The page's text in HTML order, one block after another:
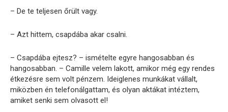
– De te teljesen őrült vagy.
– Azt hittem, csapdába akar csalni.
– Csapdába ejtesz? – ismételte egyre hangosabban és
hangosabban. – Camille velem lakott, amikor még egy rendes
étkezésre sem volt pénzem. Ideiglenes munkákat vállalt,
miközben én telefonálgattam, és olyan aktákat intéztem,
amiket senki sem olvasott el!